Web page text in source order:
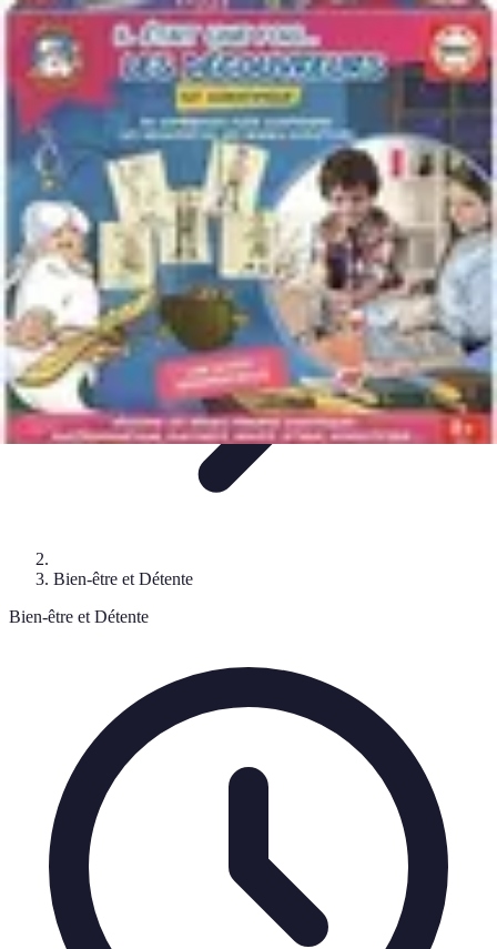
Destination Parfaite
Conseils de voyageConseils pratiquesPlanification de
voyageDécouverteVoyage Urbain
Destination Parfaite
Bien-être et Détente
Bien-être et Détente